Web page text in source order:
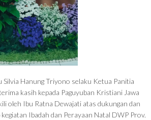
Silvia Hanung Triyono selaku Ketua Panitia
kasih kepada Paguyuban Kristiani Jawa
oleh Ibu Ratna Dewajati atas dukungan dan
Ibadah dan Perayaan Natal DWP Prov.